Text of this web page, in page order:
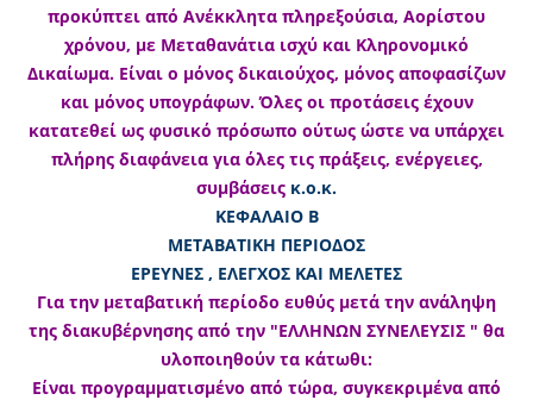
προκύπτει από Ανέκκλητα πληρεξούσια, Αορίστου
χρόνου, με Μεταθανάτια ισχύ και Κληρονομικό
Δικαίωμα. Είναι ο μόνος δικαιούχος, μόνος αποφασίζων
και μόνος υπογράφων. Όλες οι προτάσεις έχουν
κατατεθεί ως φυσικό πρόσωπο ούτως ώστε να υπάρχει
πλήρης διαφάνεια για όλες τις πράξεις, ενέργειες,
συμβάσεις κ.ο.κ.
ΚΕΦΑΛΑΙΟ Β
ΜΕΤΑΒΑΤΙΚΗ ΠΕΡΙΟΔΟΣ
ΕΡΕΥΝΕΣ , ΕΛΕΓΧΟΣ ΚΑΙ ΜΕΛΕΤΕΣ
Για την μεταβατική περίοδο ευθύς μετά την ανάληψη
της διακυβέρνησης από την "ΕΛΛΗΝΩΝ ΣΥΝΕΛΕΥΣΙΣ " θα
υλοποιηθούν τα κάτωθι:
Είναι προγραμματισμένο από τώρα, συγκεκριμένα από